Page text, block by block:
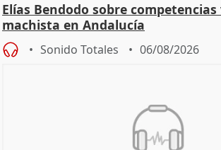
Elías Bendodo sobre
machista en Andalucía
Sonido Totales 06/08/2026